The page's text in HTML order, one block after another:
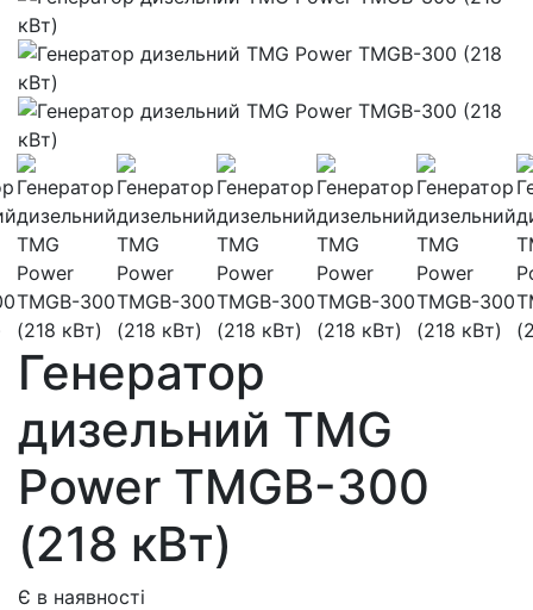
Генератор
дизельний TMG
Power TMGB-300
(218 кВт)
Є в наявності